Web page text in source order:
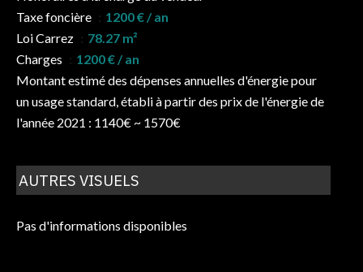
Taxe foncière
1200 € / an
Loi Carrez
78.27 m²
Charges
1200 € / an
Montant estimé des dépenses annuelles d'énergie pour
un usage standard, établi à partir des prix de l'énergie de
l'année 2021 : 1140€ ~ 1570€
AUTRES VISUELS
Pas d'informations disponibles